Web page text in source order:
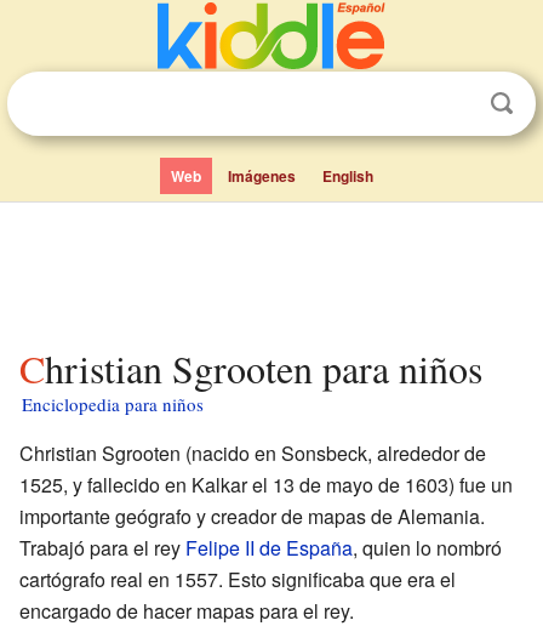
Web Imágenes English
Christian Sgrooten para niños
Enciclopedia para niños
Christian Sgrooten (nacido en Sonsbeck, alrededor de
1525, y fallecido en Kalkar el 13 de mayo de 1603) fue un
importante geógrafo y creador de mapas de Alemania.
Trabajó para el rey Felipe II de España, quien lo nombró
cartógrafo real en 1557. Esto significaba que era el
encargado de hacer mapas para el rey.